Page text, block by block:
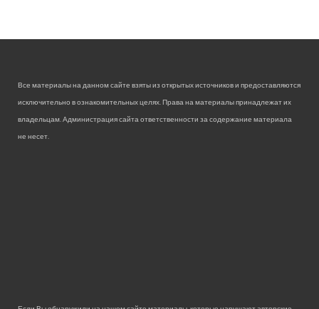
Все материалы на данном сайте взяты из открытых источников и предоставляются
исключительно в ознакомительных целях. Права на материалы принадлежат их
владельцам. Администрация сайта ответственности за содержание материала
не несет.